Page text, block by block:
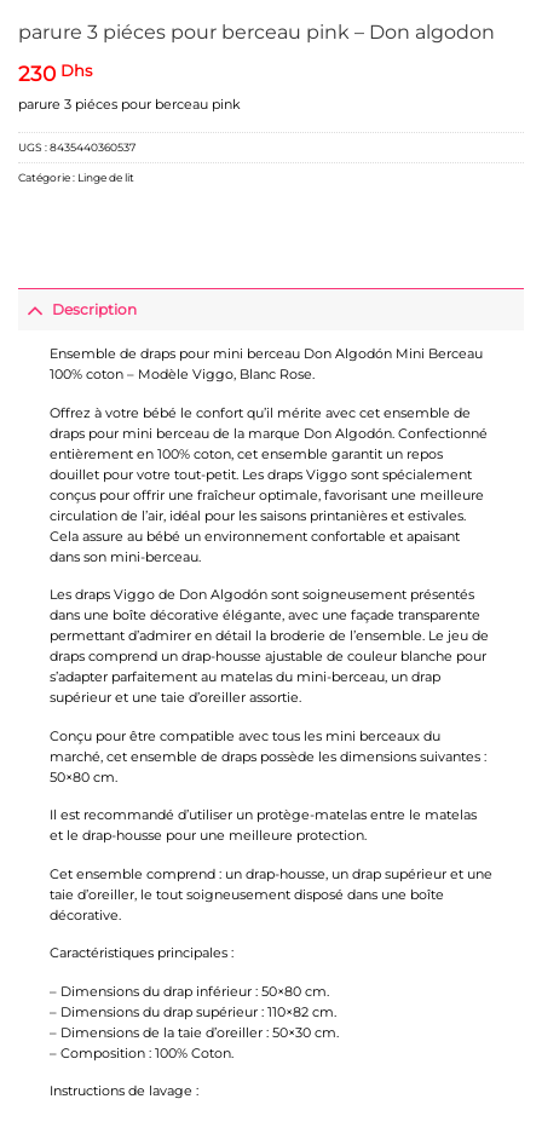
parure 3 piéces pour berceau pink – Don algodon
230 Dhs
parure 3 piéces pour berceau pink
UGS :8435440360537
Catégorie : Linge de lit
Description
Ensemble de draps pour mini berceau Don Algodón Mini Berceau
100% coton – Modèle Viggo, Blanc Rose.
Offrez à votre bébé le confort qu’il mérite avec cet ensemble de
draps pour mini berceau de la marque Don Algodón. Confectionné
entièrement en 100% coton, cet ensemble garantit un repos
douillet pour votre tout-petit. Les draps Viggo sont spécialement
conçus pour offrir une fraîcheur optimale, favorisant une meilleure
circulation de l’air, idéal pour les saisons printanières et estivales.
Cela assure au bébé un environnement confortable et apaisant
dans son mini-berceau.
Les draps Viggo de Don Algodón sont soigneusement présentés
dans une boîte décorative élégante, avec une façade transparente
permettant d’admirer en détail la broderie de l’ensemble. Le jeu de
draps comprend un drap-housse ajustable de couleur blanche pour
s’adapter parfaitement au matelas du mini-berceau, un drap
supérieur et une taie d’oreiller assortie.
Conçu pour être compatible avec tous les mini berceaux du
marché, cet ensemble de draps possède les dimensions suivantes :
50×80 cm.
Il est recommandé d’utiliser un protège-matelas entre le matelas
et le drap-housse pour une meilleure protection.
Cet ensemble comprend : un drap-housse, un drap supérieur et une
taie d’oreiller, le tout soigneusement disposé dans une boîte
décorative.
Caractéristiques principales :
– Dimensions du drap inférieur : 50×80 cm.
– Dimensions du drap supérieur : 110×82 cm.
– Dimensions de la taie d’oreiller : 50×30 cm.
– Composition : 100% Coton.
Instructions de lavage :